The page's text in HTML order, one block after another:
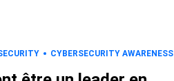
CYBERSECURITY AWARENESS